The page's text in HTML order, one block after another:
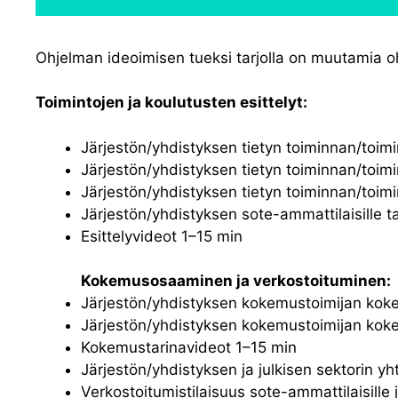
Ohjelman ideoimisen tueksi tarjolla on muutamia
Toimintojen ja koulutusten esittelyt:
Järjestön/yhdistyksen tietyn toiminnan/
Järjestön/yhdistyksen tietyn toiminnan/
Järjestön/yhdistyksen tietyn toiminnan/
Järjestön/yhdistyksen sote-ammattilaisille
Esittelyvideot 1–15 min
Kokemusosaaminen ja verkostoituminen:
Järjestön/yhdistyksen kokemustoimijan
Järjestön/yhdistyksen kokemustoimijan
Kokemustarinavideot 1–15 min
Järjestön/yhdistyksen ja julkisen sektorin
Verkostoitumistilaisuus sote-